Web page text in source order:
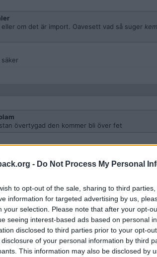
- Do Not Process My Personal
to opt-out of the sale, sharing to third
information for targeted advertising by us,
your selection. Please note that after your opt-
seeing interest-based ads based on personal
disclosed to third parties prior to your opt-
of your personal information by third
This information may also be disclosed by
om det är import. Oavesett vad så suger
övertygad den kommer bli över fet
fast *svagare*.
pvp fast *svagare*.